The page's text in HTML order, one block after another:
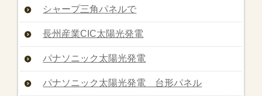
シャープ三角パネルで
長州産業CIC太陽光発電
パナソニック太陽光発電
パナソニック太陽光発電 台形パネル